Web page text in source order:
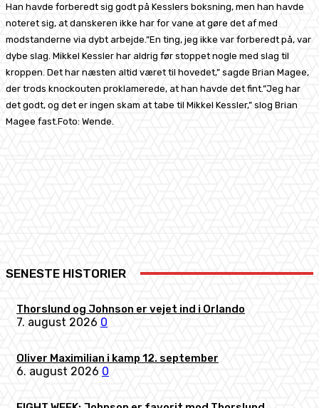
Han havde forberedt sig godt på Kesslers boksning, men han havde
noteret sig, at danskeren ikke har for vane at gøre det af med
modstanderne via dybt arbejde.”En ting, jeg ikke var forberedt på, var
dybe slag. Mikkel Kessler har aldrig før stoppet nogle med slag til
kroppen. Det har næsten altid været til hovedet,” sagde Brian Magee,
der trods knockouten proklamerede, at han havde det fint.”Jeg har
det godt, og det er ingen skam at tabe til Mikkel Kessler,” slog Brian
Magee fast.Foto: Wende.
SENESTE HISTORIER
Thorslund og Johnson er vejet ind i Orlando
7. august 2026 0
Oliver Maximilian i kamp 12. september
6. august 2026 0